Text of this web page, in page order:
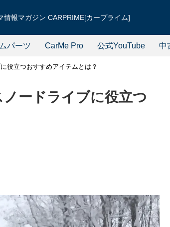
報マガジン CARPRIME[カープライム]
パーツ CarMe Pro 公式YouTube 中
役立つおすすめアイテムとは？
ードライブに役立つ